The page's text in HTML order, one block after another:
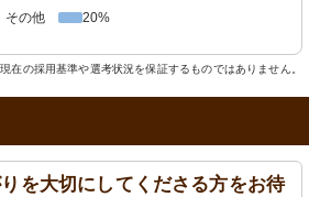
その他
20%
在の採用基準や選考状況を保証するものではありません。
を大切にしてくださる方をお待